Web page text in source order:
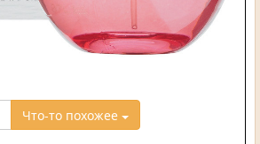
Что-то похожее